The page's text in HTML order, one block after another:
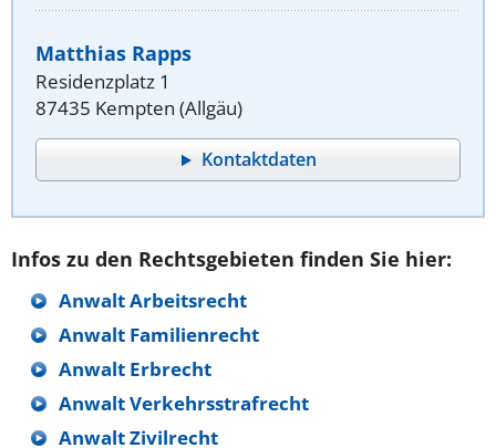
Matthias Rapps
Residenzplatz 1
87435 Kempten (Allgäu)
Kontaktdaten
Infos zu den Rechtsgebieten finden Sie hier:
Anwalt Arbeitsrecht
Anwalt Familienrecht
Anwalt Erbrecht
Anwalt Verkehrsstrafrecht
Anwalt Zivilrecht